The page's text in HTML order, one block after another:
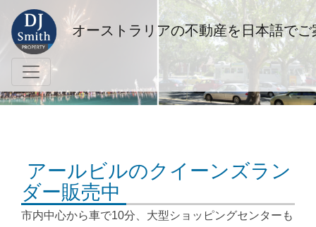
オーストラリアの不動産を日本語でご
アールビルのクイーンズラン
ダー販売中
市内中心から車で10分、大型ショッピングセンターも